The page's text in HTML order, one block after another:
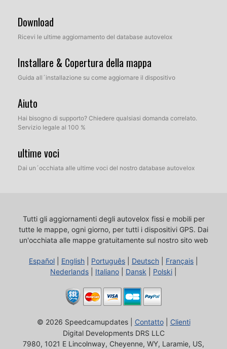
Download
Ricevi le ultime aggiornamento del database autovelox
Installare & Copertura della mappa
Guida all´installazione su come aggiornare il dispositivo
Aiuto
Hai bisogno di supporto? Chiedere qualsiasi domanda correlato.
Servizio legale al 100 %
ultime voci
Dai un´occhiata alle ultime voci del nostro database autovelox
Tutti gli aggiornamenti degli autovelox fissi e mobili per
tutte le mappe, ogni giorno, per tutti i dispositivi GPS. Dai
un'occhiata alle mappe gratuitamente sul nostro sito web
Español English Português Deutsch Français
Nederlands
Italiano Dansk Polski
© 2026 Speedcamupdates | Contatto| Clienti
Digital Developments DRS LLC
7980, 1021 E Lincolnway, Cheyenne, WY, Laramie, US,